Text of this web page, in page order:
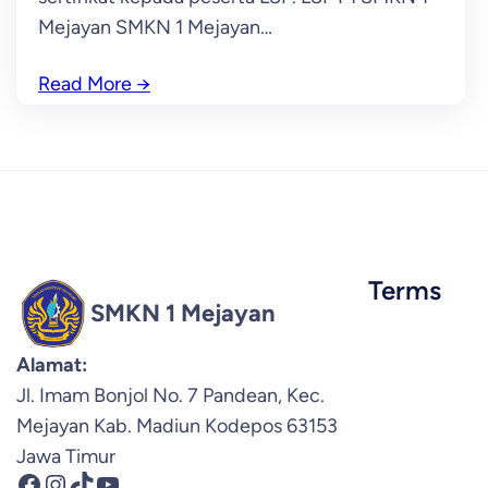
Mejayan SMKN 1 Mejayan…
Read More →
SMKN 1 Mejayan
Alamat:
Jl. Imam Bonjol No. 7 Pandean, Kec.
Mejayan Kab. Madiun Kodepos 63153
Jawa Timur
Terms